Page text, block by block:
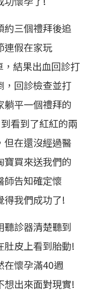
約三個禮拜後追
連假在家玩
結果出血回診打
，回診檢查並打
躺平一個禮拜的
看到了紅紅的兩
但在還沒經過醫
寶買來送我們的
師告知確定懷
得我們成功了!
聽診器清楚聽到
肚皮上看到胎動!
在懷孕滿40週
想出來面對現實!